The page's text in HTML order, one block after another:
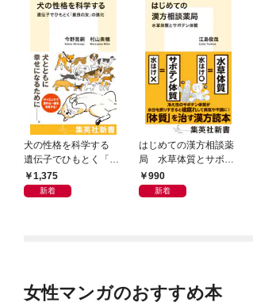
犬の性格を科学する
遺伝子でひもとく「最
良の友」の進化
1,375
新着
はじめての漢方相談薬
局 水草体質とサボテ
ン体質
990
新着
女性マンガのおすすめ本